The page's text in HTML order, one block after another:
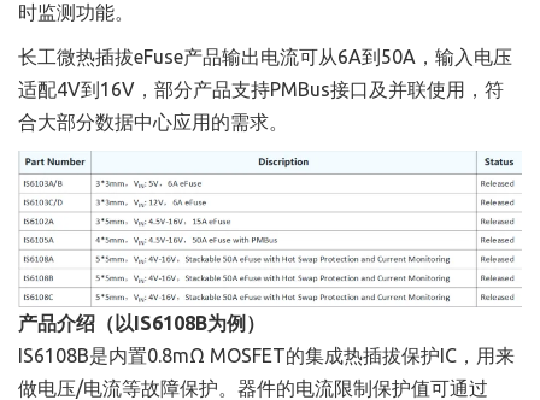
时监测功能。
长工微热插拔eFuse产品输出电流可从6A到50A，输入电压
适配4V到16V，部分产品支持PMBus接口及并联使用，符
合大部分数据中心应用的需求。
产品介绍（以IS6108B为例）
IS6108B是内置0.8mΩ MOSFET的集成热插拔保护IC，用来
做电压/电流等故障保护。器件的电流限制保护值可通过